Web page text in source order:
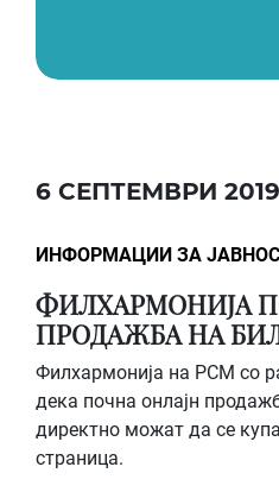
6 СЕПТЕМВРИ 2019
ИНФОРМАЦИИ ЗА
ФИЛХАРМОНИЈА
ПРОДАЖБА НА
Филхармонија на РСМ со
дека почна онлајн
директно можат да се
страница.